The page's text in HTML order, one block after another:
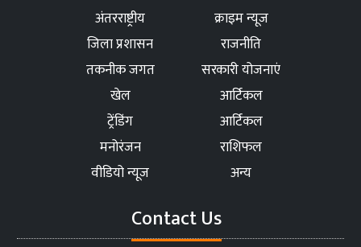
अंतरराष्ट्रीय
क्राइम न्यूज
जिला प्रशासन
राजनीति
तकनीक जगत
सरकारी योजनाएं
खेल
आर्टिकल
ट्रेंडिंग
आर्टिकल
मनोरंजन
राशिफल
वीडियो न्यूज
अन्य
Contact Us